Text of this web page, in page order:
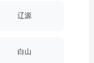
辽源
白山